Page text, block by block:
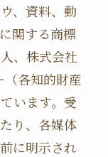
、資料、動
関する商標
、株式会社
各知的財産
います。受
り、各媒体
に明示され